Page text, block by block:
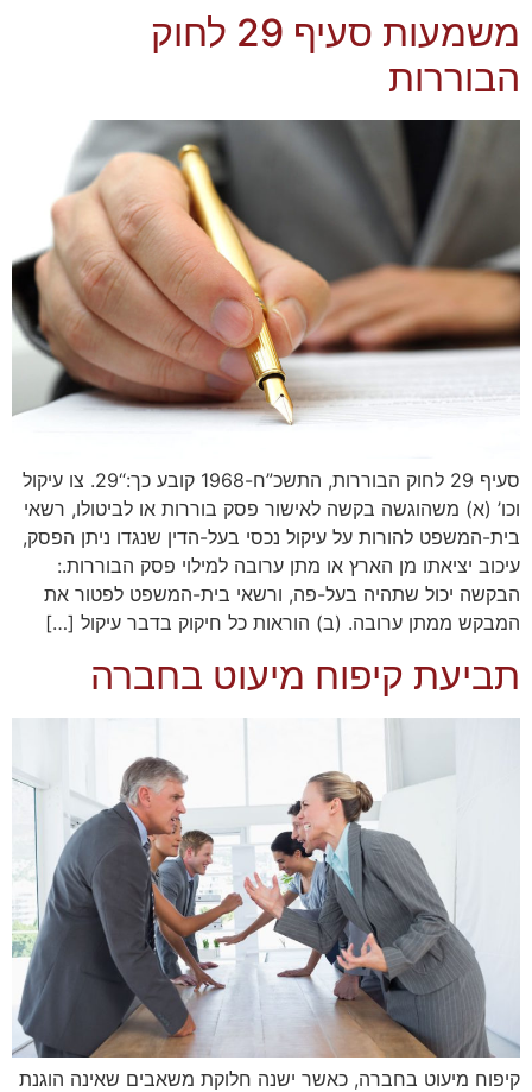
משמעות סעיף 29 לחוק
הבוררות
סעיף 29 לחוק הבוררות, התשכ”ח-1968 קובע כך:“29. צו עיקול
וכו’ (א) משהוגשה בקשה לאישור פסק בוררות או לביטולו, רשאי
בית-המשפט להורות על עיקול נכסי בעל-הדין שנגדו ניתן הפסק,
עיכוב יציאתו מן הארץ או מתן ערובה למילוי פסק הבוררות.:
הבקשה יכול שתהיה בעל-פה, ורשאי בית-המשפט לפטור את
המבקש ממתן ערובה. (ב) הוראות כל חיקוק בדבר עיקול […]
תביעת קיפוח מיעוט בחברה
קיפוח מיעוט בחברה, כאשר ישנה חלוקת משאבים שאינה הוגנת